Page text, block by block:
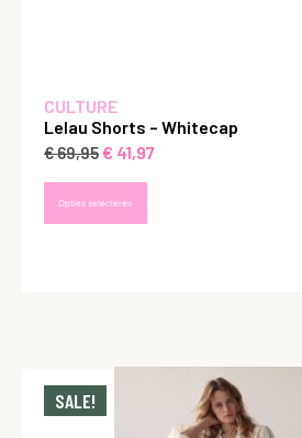
CULTURE
Lelau Shorts – Whitecap
€69,95€ 41,97
Opties selecteren
SALE!